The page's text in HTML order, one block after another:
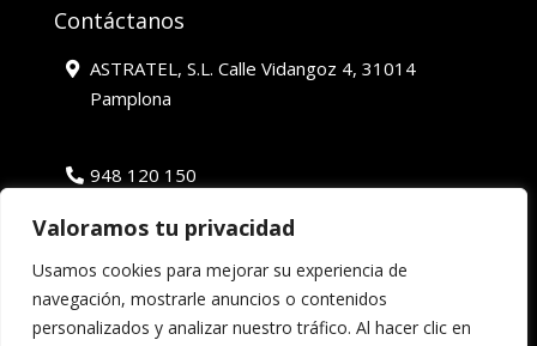
Valoramos tu privacidad
Usamos cookies para mejorar su experiencia de
navegación, mostrarle anuncios o contenidos
personalizados y analizar nuestro tráfico. Al hacer clic en
Contáctanos
ASTRATEL, S.L. Calle Vidangoz 4, 31014
Pamplona
948 120 150
© 2026 Astratel Telecomunicaciones